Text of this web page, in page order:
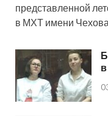
представленной
в МХТ имени